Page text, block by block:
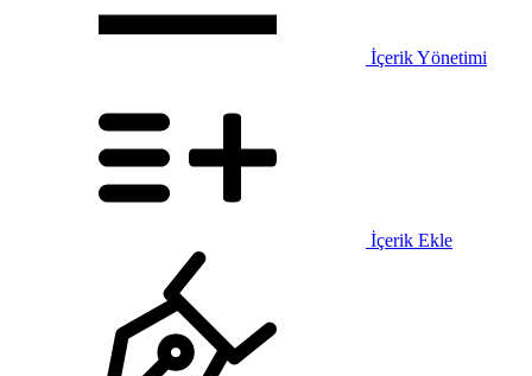
İçerik Yönetimi
İçerik Ekle